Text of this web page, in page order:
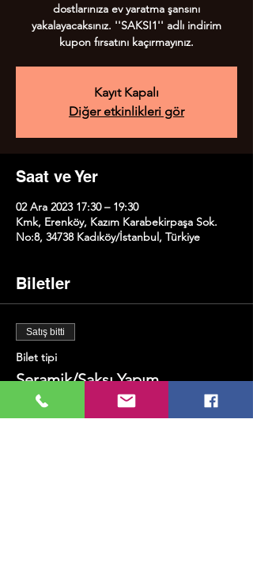
dostlarınıza ev yaratma şansını
yakalayacaksınız. ''SAKSI1'' adlı indirim
kupon fırsatını kaçırmayınız.
Kayıt Kapalı
Diğer etkinlikleri gör
Saat ve Yer
02 Ara 2023 17:30 – 19:30
Kmk, Erenköy, Kazım Karabekirpaşa Sok.
No:8, 34738 Kadıköy/İstanbul, Türkiye
Biletler
Satış bitti
Bilet tipi
Seramik/Saksı Yapım